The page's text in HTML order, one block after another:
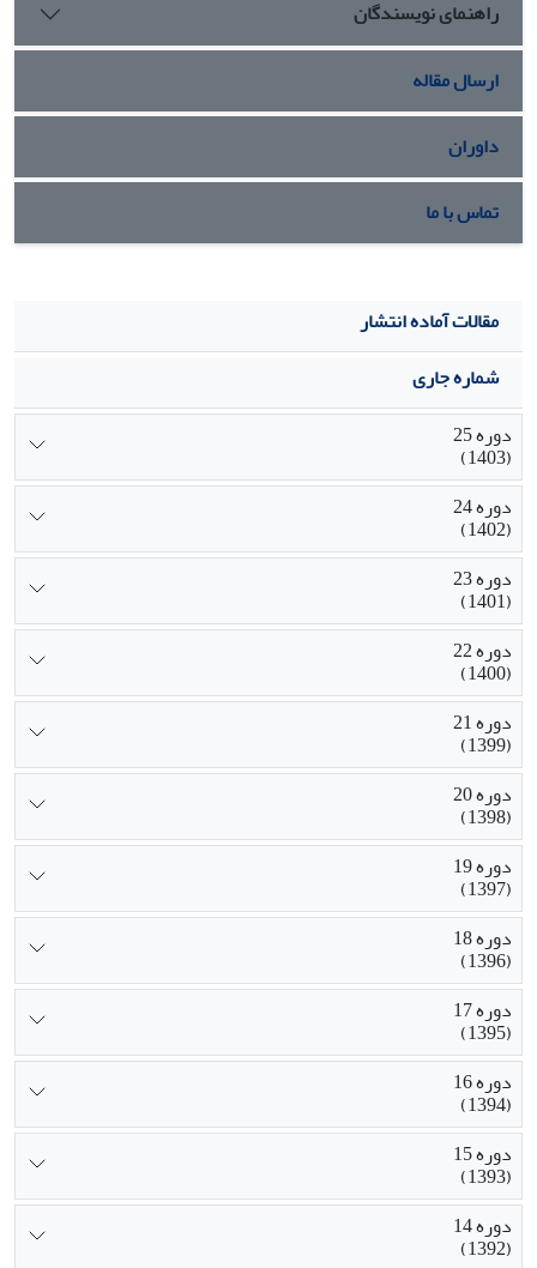
برای او محبوبیت به همراه می‌آورد و به نظر می‌رسد تفاوت تاثیر
کاربری در فیسبوک بر کاربران فعال و غیرفعال فیسبوک، به میزان
اعتبار و محبوبیت آن‌ها در فیسبوک مربوط می‌شود.
راهنمای نویسندگان
ارسال مقاله
داوران
تماس با ما
مقالات آماده انتشار
شماره جاری
دوره 25
(1403)
دوره 24
(1402)
دوره 23
(1401)
دوره 22
(1400)
دوره 21
(1399)
دوره 20
(1398)
دوره 19
(1397)
دوره 18
(1396)
دوره 17
(1395)
دوره 16
(1394)
دوره 15
(1393)
دوره 14
(1392)